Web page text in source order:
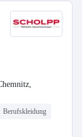
Berufskleidung